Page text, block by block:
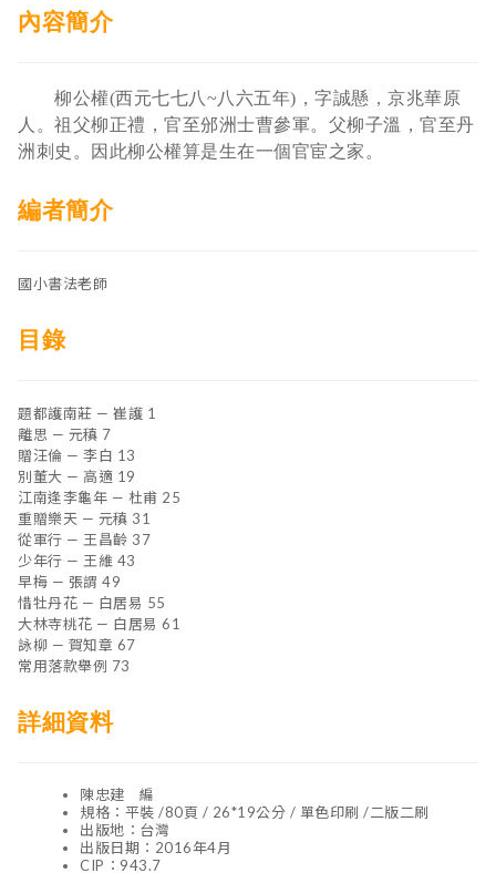
內容簡介
柳公權(西元七七八~八六五年)，字誠懸，京兆華原
人。祖父柳正禮，官至邠洲士曹參軍。父柳子溫，官至丹
洲刺史。因此柳公權算是生在一個官宦之家。
編者簡介
國小書法老師
目錄
題都護南莊 — 崔護 1
離思 — 元稹 7
贈汪倫 — 李白 13
別董大 — 高適 19
江南逢李龜年 — 杜甫 25
重贈樂天 — 元稹 31
從軍行 — 王昌齡 37
少年行 — 王維 43
早梅 — 張謂 49
惜牡丹花 — 白居易 55
大林寺桃花 — 白居易 61
詠柳 — 賀知章 67
常用落款舉例 73
詳細資料
陳忠建 編
規格：平裝 /80頁 / 26*19公分 / 單色印刷 /二版二刷
出版地：台灣
出版日期：2016年4月
CIP：943.7